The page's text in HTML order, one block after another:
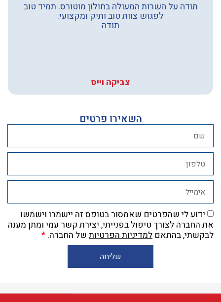
תודה על השרות המעולה בחולון מוטורס. תמיד טוב
לפגוש צוות טוב ותיק ומקצועי.
תודה
צביקה וייס
השאירו פרטים
ידוע לי שהפרטים שאמסור בטופס זה יישמרו וישמשו
את החברה לצורך טיפול בפנייתי, יצירת קשר עמי ומתן מענה
לבקשתי, בהתאם למדיניות הפרטיות של החברה. *
שליחה